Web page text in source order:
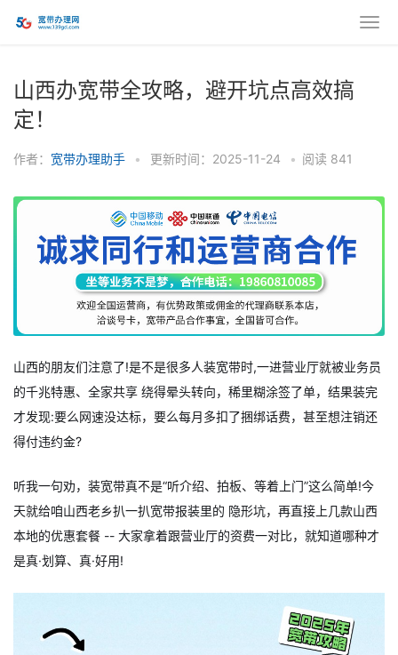
山西办宽带全攻略，避开坑点高效搞
定！
作者： 宽带办理助手 • 更新时间：2025-11-24 • 阅读 841
山西的朋友们注意了!是不是很多人装宽带时,一进营业厅就被业务员
的千兆特惠、全家共享 绕得晕头转向，稀里糊涂签了单，结果装完
才发现:要么网速没达标，要么每月多扣了捆绑话费，甚至想注销还
得付违约金?
听我一句劝，装宽带真不是“听介绍、拍板、等着上门”这么简单!今
天就给咱山西老乡扒一扒宽带报装里的 隐形坑，再直接上几款山西
本地的优惠套餐 -- 大家拿着跟营业厅的资费一对比，就知道哪种才
是真·划算、真·好用!